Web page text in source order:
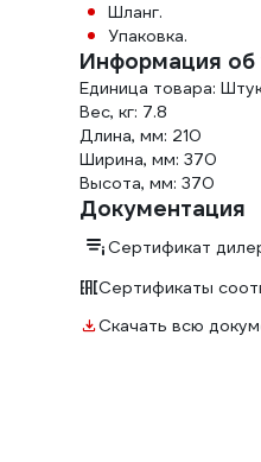
Шланг.
Упаковка.
Информация об
Единица товара:
Вес, кг: 7.8
Длина, мм: 210
Ширина, мм: 370
Высота, мм: 370
Документация
Сертификат
Сертификаты
Скачать всю